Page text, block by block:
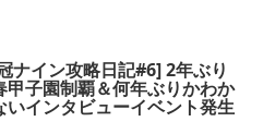
ナイン攻略日記#6] 2年ぶり
甲子園制覇＆何年ぶりかわか
いインタビューイベント発生